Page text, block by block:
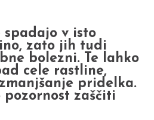
spadajo v isto
zato jih tudi
bolezni. Te lahko
cele rastline,
pridelka.
zaščiti